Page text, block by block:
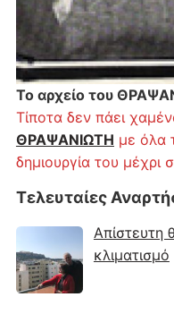
Το αρχείο του
Τίποτα δεν πάει
ΘΡΑΨΑΝΙΩΤΗ με όλα
δημιουργία του μέχρι
Τελευταίες
Απίστευτη
κλιματισμό